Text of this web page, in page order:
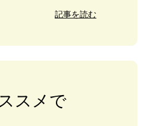
記事を読む
スメで